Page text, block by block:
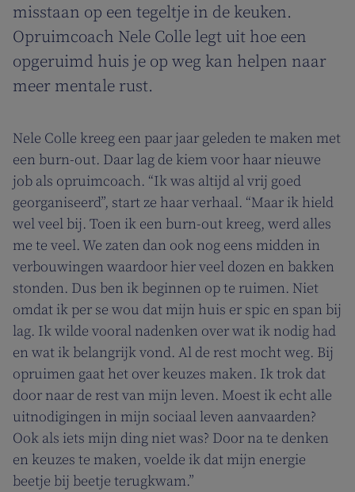
misstaan op een tegeltje in de keuken.
Opruimcoach Nele Colle legt uit hoe een
opgeruimd huis je op weg kan helpen naar
meer mentale rust.
Nele Colle kreeg een paar jaar geleden te maken met
een burn-out. Daar lag de kiem voor haar nieuwe
job als opruimcoach. “Ik was altijd al vrij goed
georganiseerd”, start ze haar verhaal. “Maar ik hield
wel veel bij. Toen ik een burn-out kreeg, werd alles
me te veel. We zaten dan ook nog eens midden in
verbouwingen waardoor hier veel dozen en bakken
stonden. Dus ben ik beginnen op te ruimen. Niet
omdat ik per se wou dat mijn huis er spic en span bij
lag. Ik wilde vooral nadenken over wat ik nodig had
en wat ik belangrijk vond. Al de rest mocht weg. Bij
opruimen gaat het over keuzes maken. Ik trok dat
door naar de rest van mijn leven. Moest ik echt alle
uitnodigingen in mijn sociaal leven aanvaarden?
Ook als iets mijn ding niet was? Door na te denken
en keuzes te maken, voelde ik dat mijn energie
beetje bij beetje terugkwam.”